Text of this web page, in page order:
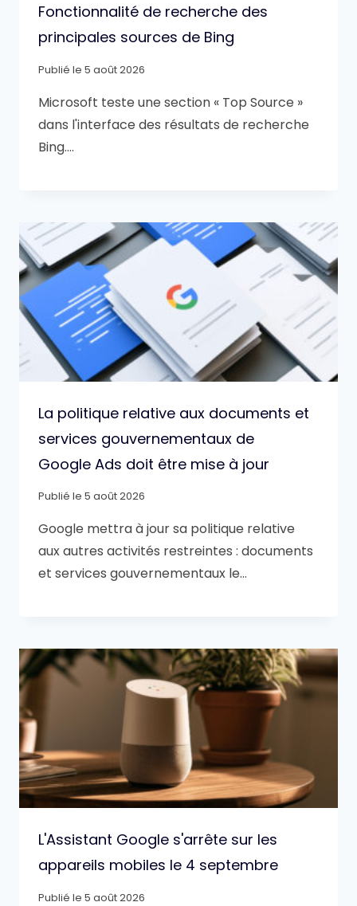
Fonctionnalité de recherche des
principales sources de Bing
Publié le 5 août 2026
Microsoft teste une section « Top Source »
dans l'interface des résultats de recherche
Bing….
La politique relative aux documents et
services gouvernementaux de
Google Ads doit être mise à jour
Publié le 5 août 2026
Google mettra à jour sa politique relative
aux autres activités restreintes : documents
et services gouvernementaux le…
L'Assistant Google s'arrête sur les
appareils mobiles le 4 septembre
Publié le 5 août 2026